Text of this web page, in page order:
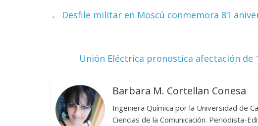
← Desfile militar en Moscú conmemora 81
Unión Eléctrica pronostica afectación de
Barbara M. Cortellan Conesa
Ingeniera Química por la Universidad de
Ciencias de la Comunicación. Periodista-
Las series-caramelos de
Una serie con
de muchas